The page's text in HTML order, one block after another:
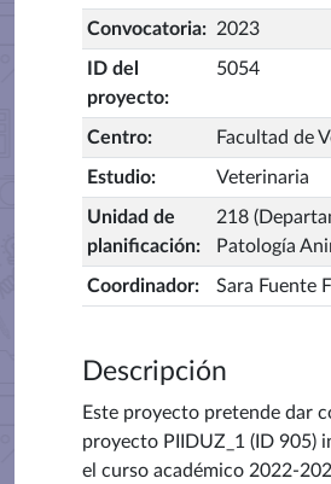
Convocatoria: 2023
ID del
proyecto:
5054
Centro: Facultad de
Estudio: Veterinaria
Unidad de
planificación:
218
Patología
Coordinador: Sara Fuente
Descripción
Este proyecto pretende dar
proyecto PIIDUZ_1 (ID 905)
el curso académico 2022-